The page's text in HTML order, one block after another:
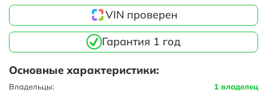
VIN проверен
Гарантия 1 год
Основные характеристики:
Владельцы: 1 владелец